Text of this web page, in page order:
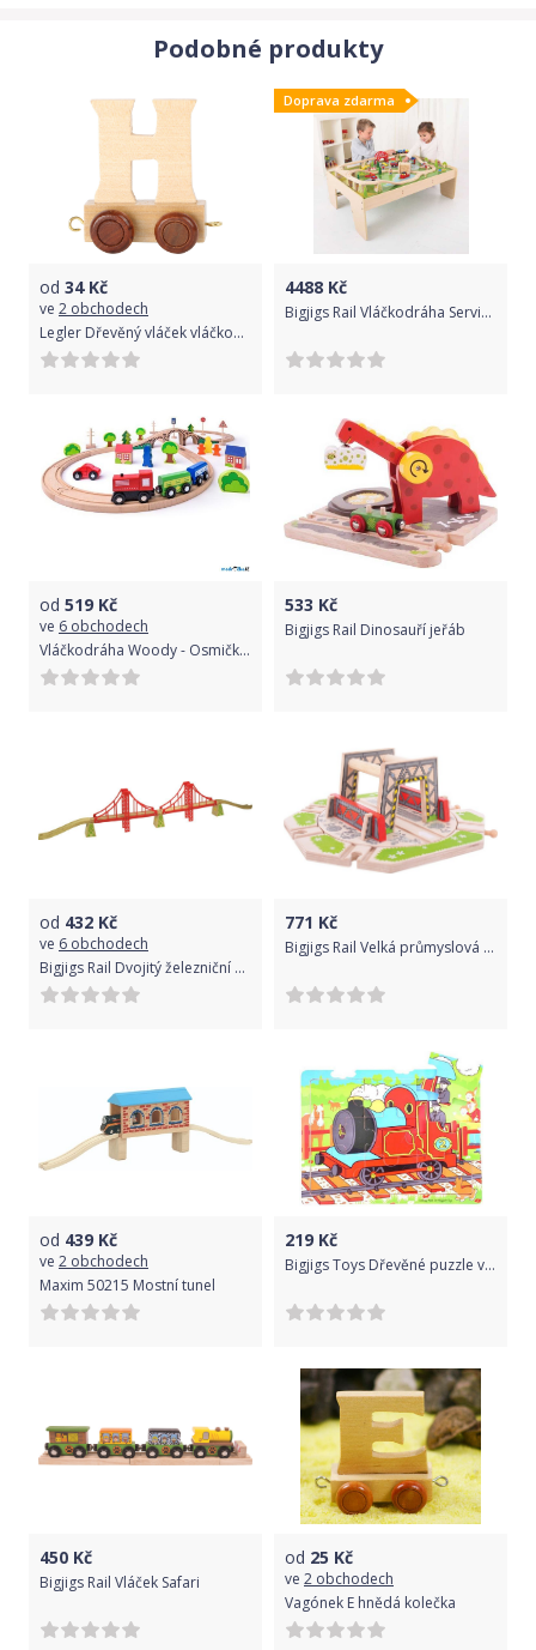
Podobné produkty
od 34Kč
ve 2 obchodech
Legler Dřevěný vláček vláčkodráhy abeceda - písmeno Varianta: H
Doprava zdarma
4488 Kč
Bigjigs Rail Vláčkodráha Services a stůl
od 519 Kč
ve 6 obchodech
Vláčkodráha Woody - Osmička s vláčkem, 40 dílů
533 Kč
Bigjigs Rail Dinosauří jeřáb
od 432 Kč
ve 6 obchodech
Bigjigs Rail Dvojitý železniční most
771 Kč
Bigjigs Rail Velká průmyslová točna
od 439 Kč
ve 2 obchodech
Maxim 50215 Mostní tunel
219 Kč
Bigjigs Toys Dřevěné puzzle vlak 9 dílků
450 Kč
Bigjigs Rail Vláček Safari
od 25 Kč
ve 2 obchodech
Vagónek E hnědá kolečka